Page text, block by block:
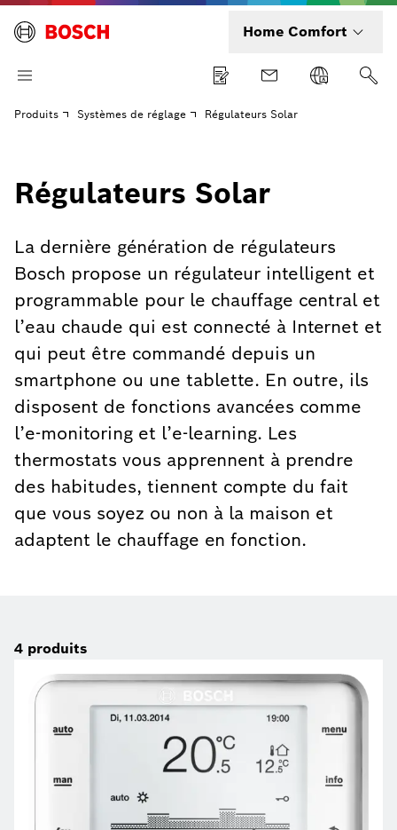
Home Comfort
Produits Systèmes de réglage Régulateurs Solar
Régulateurs Solar
La dernière génération de régulateurs
Bosch propose un régulateur intelligent et
programmable pour le chauffage central et
l’eau chaude qui est connecté à Internet et
qui peut être commandé depuis un
smartphone ou une tablette. En outre, ils
disposent de fonctions avancées comme
l’e-monitoring et l’e-learning. Les
thermostats vous apprennent à prendre
des habitudes, tiennent compte du fait
que vous soyez ou non à la maison et
adaptent le chauffage en fonction.
4 produits